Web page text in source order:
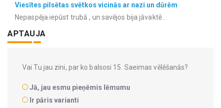
Viesītes pilsētas svētkos vicinās ar nazi un dūrēm
Nepaspēja iepūst trubā , un savējos bija jāvaktē .
APTAUJA
Vai Tu jau zini, par ko balsosi 15. Saeimas vēlēšanās?
Jā, jau esmu pieņēmis lēmumu
Ir pāris varianti